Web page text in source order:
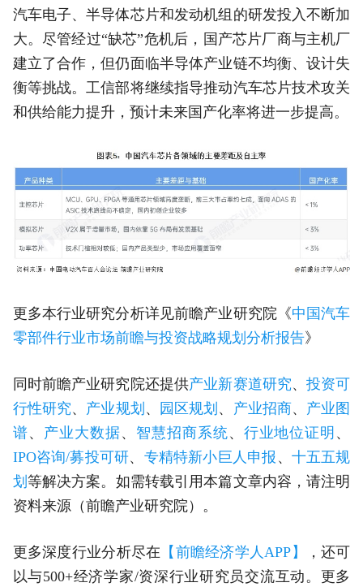
汽车电子、半导体芯片和发动机组的研发投入不断加
大。尽管经过“缺芯”危机后，国产芯片厂商与主机厂
建立了合作，但仍面临半导体产业链不均衡、设计失
衡等挑战。工信部将继续指导推动汽车芯片技术攻关
和供给能力提升，预计未来国产化率将进一步提高。
更多本行业研究分析详见前瞻产业研究院《中国汽车
零部件行业市场前瞻与投资战略规划分析报告》
同时前瞻产业研究院还提供产业新赛道研究、投资可
行性研究、 产业规划 、 园区规划 、 产业招商、 产业图
谱、 产业大数据、 智慧招商系统、 行业地位证明 、
IPO咨询/募投可研、 专精特新小巨人申报 、 十五五规
划 等解决方案。如需转载引用本篇文章内容，请注明
资料来源（前瞻产业研究院）。
更多深度行业分析尽在 【前瞻经济学人APP】
，还可
以与500+经济学家/资深行业研究员交流互动。更多